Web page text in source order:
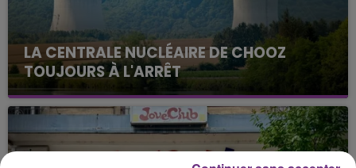
LA CENTRALE NUCLÉAIRE DE CHOOZ
TOUJOURS À L'ARRÊT
Cela fait déjà une semaine que la centrale
nucléaire ardennaise est à l'arrêt. Une situation
justifiée par la sécheresse intense qui est toujours
présente.